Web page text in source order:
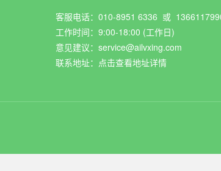
客服电话：010-8951 6336 或
工作时间：9:00-18:00 (工作日)
意见建议：service@ailvxing.com
联系地址： 点击查看地址详情